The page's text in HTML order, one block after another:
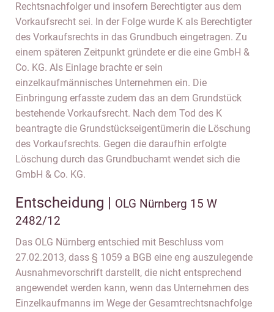
Rechtsnachfolger und insofern Berechtigter aus dem
Vorkaufsrecht sei. In der Folge wurde K als Berechtigter
des Vorkaufsrechts in das Grundbuch eingetragen. Zu
einem späteren Zeitpunkt gründete er die eine GmbH &
Co. KG. Als Einlage brachte er sein
einzelkaufmännisches Unternehmen ein. Die
Einbringung erfasste zudem das an dem Grundstück
bestehende Vorkaufsrecht. Nach dem Tod des K
beantragte die Grundstückseigentümerin die Löschung
des Vorkaufsrechts. Gegen die daraufhin erfolgte
Löschung durch das Grundbuchamt wendet sich die
GmbH & Co. KG.
Entscheidung | OLG Nürnberg 15 W
2482/12
Das OLG Nürnberg entschied mit Beschluss vom
27.02.2013, dass § 1059 a BGB eine eng auszulegende
Ausnahmevorschrift darstellt, die nicht entsprechend
angewendet werden kann, wenn das Unternehmen des
Einzelkaufmanns im Wege der Gesamtrechtsnachfolge